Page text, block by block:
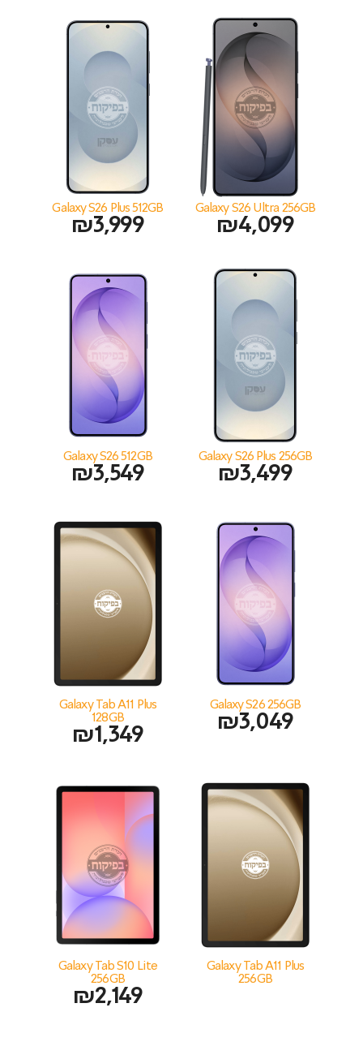
Galaxy S26 Ultra 256GB
₪4,099
Galaxy S26 Plus 512GB
₪3,999
Galaxy S26 Plus 256GB
₪3,499
Galaxy S26 512GB
₪3,549
Galaxy S26 256GB
₪3,049
Galaxy Tab A11 Plus
128GB
₪1,349
Galaxy Tab A11 Plus
256GB
Galaxy Tab S10 Lite
256GB
₪2,149